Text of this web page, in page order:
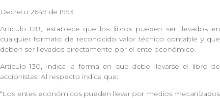
Decreto 2649 de 1993
Artículo 128, establece que los libros pueden ser llevados en
cualquier formato de reconocido valor técnico contable y que
deben ser llevados directamente por el ente económico.
Artículo 130, indica la forma en que debe llevarse el libro de
accionistas. Al respecto indica que:
“Los entes económicos pueden llevar por medios mecanizados